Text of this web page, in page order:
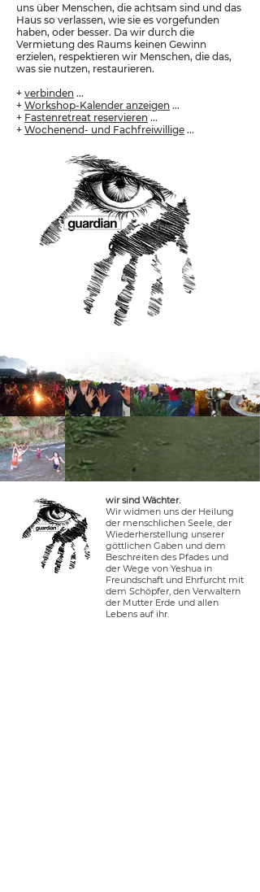
uns über Menschen, die achtsam sind und das
Haus so verlassen, wie sie es vorgefunden
haben, oder besser. Da wir durch die
Vermietung des Raums keinen Gewinn
erzielen, respektieren wir Menschen, die das,
was sie nutzen, restaurieren.
+ verbinden ...
+ Workshop-Kalender anzeigen ...
+ Fastenretreat reservieren ...
+ Wochenend- und Fachfreiwillige ...
wir sind Wächter.
Wir widmen uns der Heilung
der menschlichen Seele, der
Wiederherstellung unserer
göttlichen Gaben und dem
Beschreiten des Pfades und
der Wege von Yeshua in
Freundschaft und Ehrfurcht mit
dem Schöpfer, den Verwaltern
der Mutter Erde und allen
Lebens auf ihr.